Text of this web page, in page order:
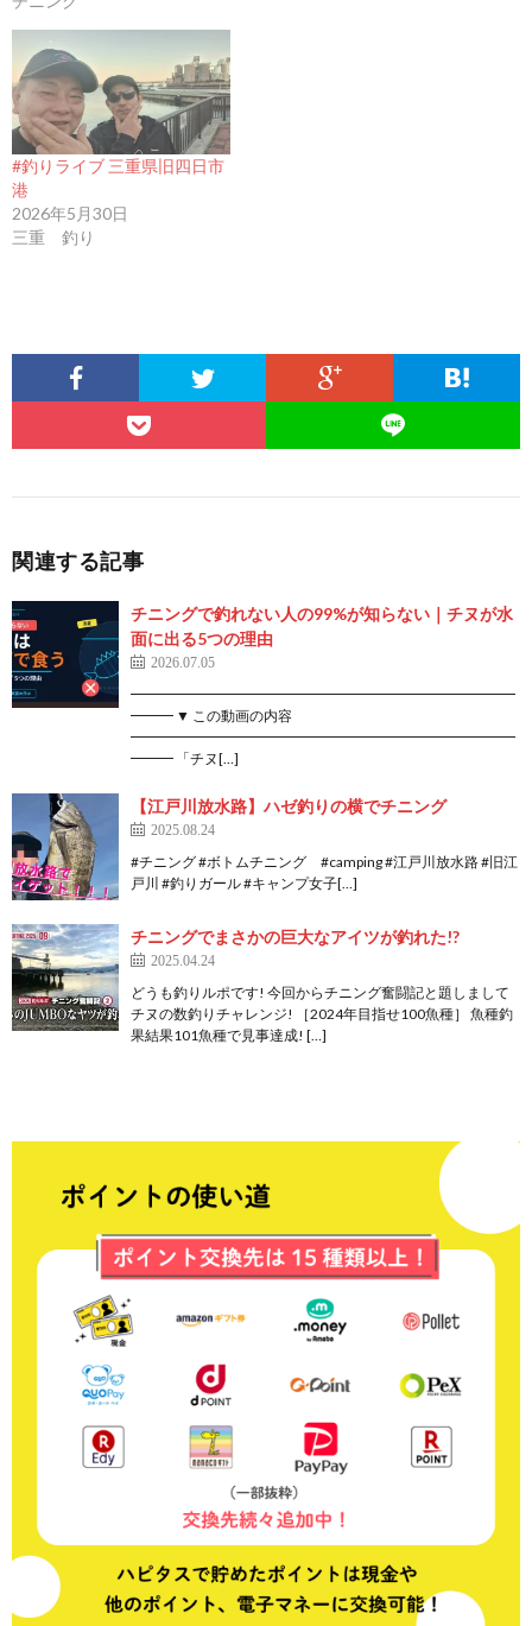
#釣りライブ 三重県旧四日市
港
2026年5月30日
三重 釣り
関連する記事
チニングで釣れない人の99%が知らない｜チヌが水
面に出る5つの理由
2026.07.05
━━━━━━━━━━━━━━━━━━━━━━━━━━━
━━━ ▼ この動画の内容
━━━━━━━━━━━━━━━━━━━━━━━━━━━
━━━ 「チヌ[…]
【江戸川放水路】ハゼ釣りの横でチニング
2025.08.24
#チニング #ボトムチニング #camping #江戸川放水路 #旧江
戸川 #釣りガール #キャンプ女子[…]
チニングでまさかの巨大なアイツが釣れた!?
2025.04.24
どうも釣りルポです! 今回からチニング奮闘記と題しまして
チヌの数釣りチャレンジ! ［2024年目指せ100魚種］ 魚種釣
果結果101魚種で見事達成! […]